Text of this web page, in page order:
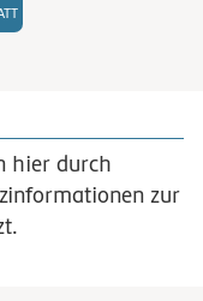
hier durch
zur